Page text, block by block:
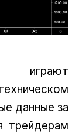
играют
данные за
трейдерам